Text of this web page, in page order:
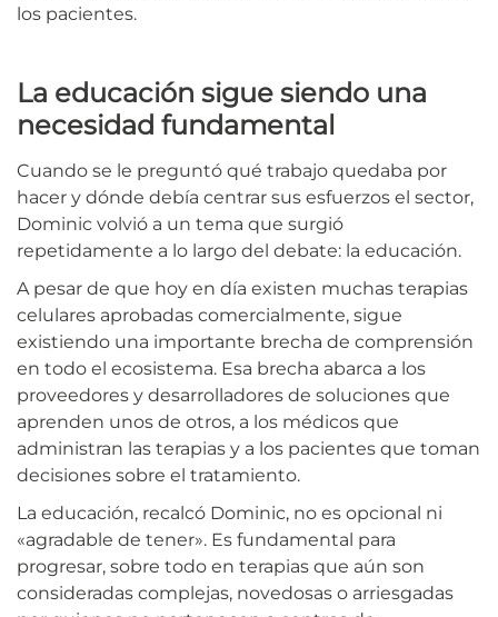
los pacientes.
La educación sigue siendo una
necesidad fundamental
Cuando se le preguntó qué trabajo quedaba por
hacer y dónde debía centrar sus esfuerzos el sector,
Dominic volvió a un tema que surgió
repetidamente a lo largo del debate: la educación.
A pesar de que hoy en día existen muchas terapias
celulares aprobadas comercialmente, sigue
existiendo una importante brecha de comprensión
en todo el ecosistema. Esa brecha abarca a los
proveedores y desarrolladores de soluciones que
aprenden unos de otros, a los médicos que
administran las terapias y a los pacientes que toman
decisiones sobre el tratamiento.
La educación, recalcó Dominic, no es opcional ni
«agradable de tener». Es fundamental para
progresar, sobre todo en terapias que aún son
consideradas complejas, novedosas o arriesgadas